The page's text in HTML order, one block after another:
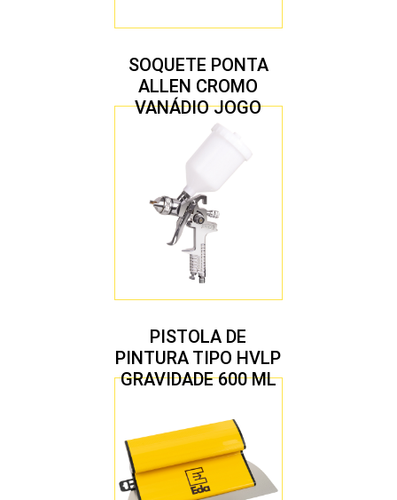
SOQUETE PONTA
ALLEN CROMO
VANÁDIO JOGO
COM 10 PEÇAS
PISTOLA DE
PINTURA TIPO HVLP
GRAVIDADE 600 ML
1,7 MM